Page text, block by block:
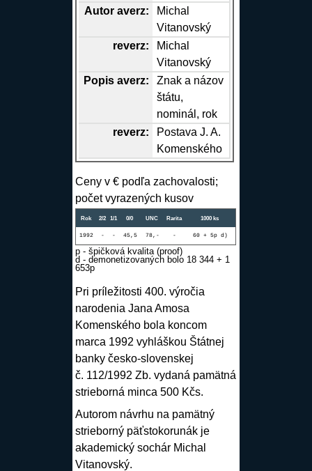
Autor averz:
Michal
Vitanovský
reverz:
Michal
Vitanovský
Popis averz:
Znak a názov
štátu,
nominál, rok
reverz:
Postava J. A.
Komenského
Ceny v € podľa zachovalosti;
počet vyrazených kusov
Rok 2/2 1/1 0/0 UNC Rarita 1000 ks
1992 - - 45,5 78,- - 60 + 5p d)
p - špičková kvalita (proof)
d - demonetizovaných bolo 18 344 + 1
653p
Pri príležitosti 400. výročia
narodenia Jana Amosa
Komenského bola koncom
marca 1992 vyhláškou Štátnej
banky česko-slovenskej
č. 112/1992 Zb. vydaná pamätná
strieborná minca 500 Kčs.
Autorom návrhu na pamätný
strieborný päťstokorunák je
akademický sochár Michal
Vitanovský.